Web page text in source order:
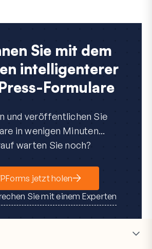
Sie mit dem
intelligenterer
Formulare
und veröffentlichen Sie
in wenigen Minuten...
warten Sie noch?
jetzt holen
Sie mit einem Experten